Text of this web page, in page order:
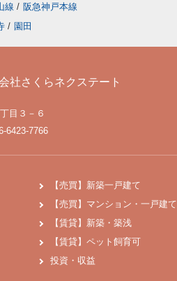
線 / 阪急神戸本線
/ 園田
社さくらネクステート
目３－６
6423-7766
【売買】新築一戸建て
【売買】マンション・一戸建て
【賃貸】新築・築浅
【賃貸】ペット飼育可
投資・収益